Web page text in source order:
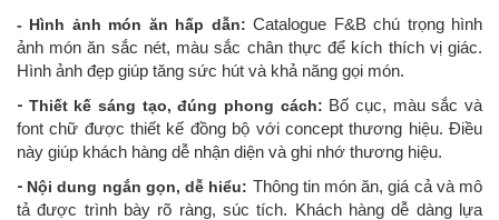
- Hình ảnh món ăn hấp dẫn: Catalogue F&B chú trọng hình
ảnh món ăn sắc nét, màu sắc chân thực để kích thích vị giác.
Hình ảnh đẹp giúp tăng sức hút và khả năng gọi món.
- Thiết kế sáng tạo, đúng phong cách: Bố cục, màu sắc và
font chữ được thiết kế đồng bộ với concept thương hiệu. Điều
này giúp khách hàng dễ nhận diện và ghi nhớ thương hiệu.
- Nội dung ngắn gọn, dễ hiểu: Thông tin món ăn, giá cả và mô
tả được trình bày rõ ràng, súc tích. Khách hàng dễ dàng lựa